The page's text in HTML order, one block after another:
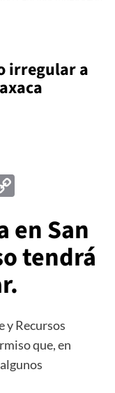
irregular a
Copy
en San
tendrá
y Recursos
que, en